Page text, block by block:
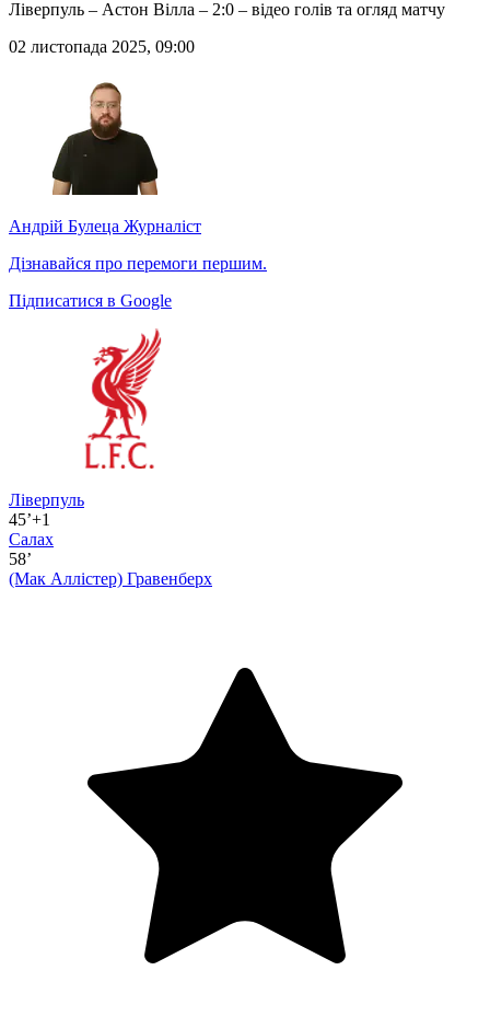
Ліверпуль – Астон Вілла – 2:0 – відео голів та огляд матчу
02 листопада 2025, 09:00
Андрій Булеца Журналіст
Дізнавайся про перемоги першим.
Підписатися в Google
Ліверпуль
45’+1
Салах
58’
(Мак Аллістер) Гравенберх